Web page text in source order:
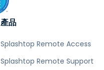
產品
Splashtop Remote Access
Splashtop Remote Support